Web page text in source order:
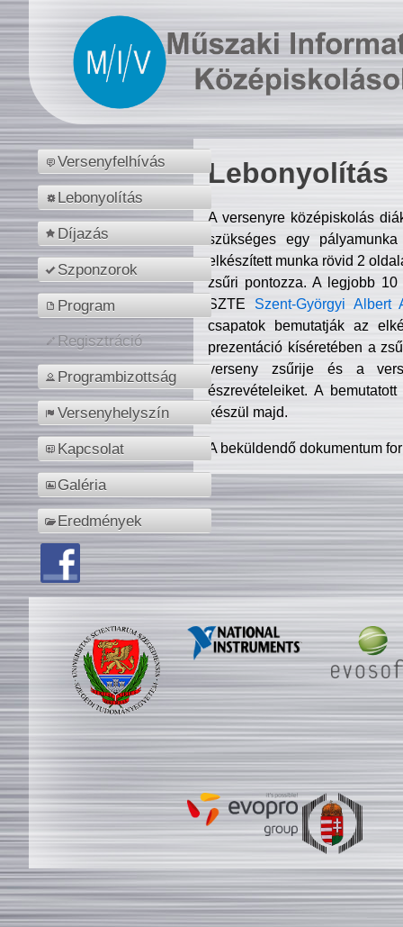
Versenyfelhívás
Lebonyolítás
Díjazás
Szponzorok
Program
Regisztráció
Programbizottság
Versenyhelyszín
Kapcsolat
Galéria
Eredmények
Lebonyolítás
A versenyre középiskolás
szükséges egy
elkészített munka rövid 2
zsűri pontozza. A legjobb
SZTE Szent-Györgyi Albert
csapatok bemutatják az
prezentáció kíséretében a
verseny zsűrije és a
észrevételeiket. A
készül majd.
A beküldendő dokumentum